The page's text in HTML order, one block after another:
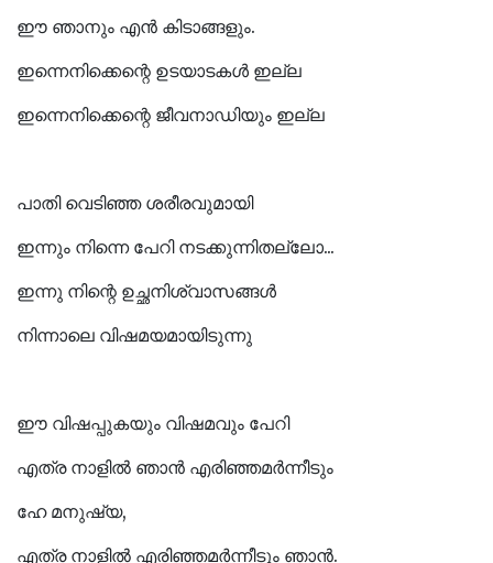
ഈ ഞാനും എൻ കിടാങ്ങളും.
ഇന്നെനിക്കെന്റെ ഉടയാടകൾ ഇല്ല
ഇന്നെനിക്കെന്റെ ജീവനാഡിയും ഇല്ല
പാതി വെടിഞ്ഞ ശരീരവുമായി
ഇന്നും നിന്നെ പേറി നടക്കുന്നിതല്ലോ...
ഇന്നു നിന്റെ ഉച്ഛനിശ്വാസങ്ങൾ
നിന്നാലെ വിഷമയമായിടുന്നു
ഈ വിഷപ്പുകയും വിഷമവും പേറി
എത്ര നാളിൽ ഞാൻ എരിഞ്ഞമർന്നീടും
ഹേ മനുഷ്യ,
എത്ര നാളിൽ എരിഞ്ഞമർന്നീടും ഞാൻ.